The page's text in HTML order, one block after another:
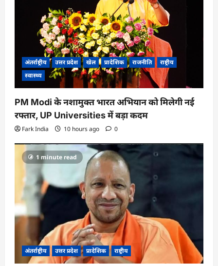
अंतर्राष्ट्रीय उत्तर प्रदेश खेल प्रादेशिक राजनीति
राष्ट्रीय
स्वास्थ्य
PM Modi के नशामुक्त भारत अभियान को मिलेगी नई
रफ्तार, UP Universities में बड़ा कदम
Fark India 10 hours ago 0
1 minute read
अंतर्राष्ट्रीय उत्तर प्रदेश प्रादेशिक राष्ट्रीय